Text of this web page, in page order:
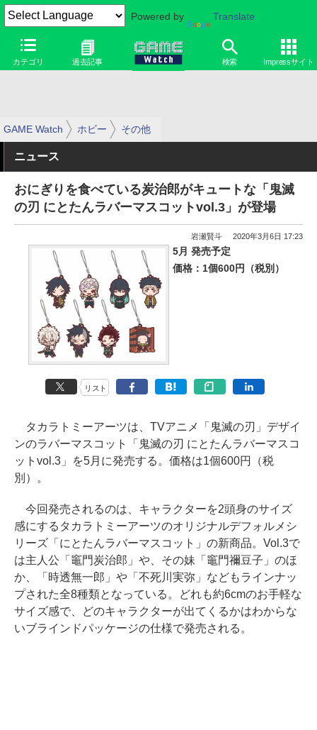
Powered by Translate
カテゴリ 過去記事 検索 Impressサイト
GAME Watch ホビー その他
ニュース
おにぎりを食べている炭治郎がキュートな「鬼滅
の刃 にとたんラバーマスコットvol.3」が登場
岩瀬賢斗 2020年3月6日 17:23
5月 発売予定
価格：1個600円（税別）
リスト
タカラトミーアーツは、TVアニメ「鬼滅の刃」デザイ
ンのラバーマスコット「鬼滅の刃 にとたんラバーマスコ
ットvol.3」を5月に発売する。価格は1個600円（税
別）。
今回発売されるのは、キャラクターを2頭身のサイズ
感にするタカラトミーアーツのオリジナルデフォルメシ
リーズ「にとたんラバーマスコット」の新商品。Vol.3で
は主人公「竈門炭治郎」や、その妹「竈門禰豆子」のほ
か、「時透無一郎」や「不死川実弥」などもラインナッ
プされた全8種類となっている。どれも約6cmのお手軽な
サイズ感で、どのキャラクターが出てくるかはわからな
いブラインドパッケージの仕様で発売される。